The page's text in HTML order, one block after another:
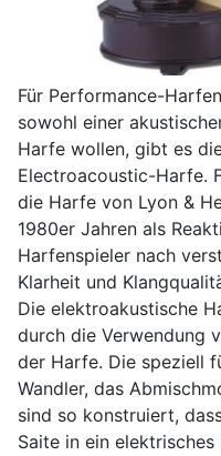
Für Performance-
sowohl einer
Harfe wollen, gibt es
Electroacoustic-Harfe.
die Harfe von Lyon &
1980er Jahren als
Harfenspieler nach
Klarheit und
Die elektroakustische
durch die Verwendung
der Harfe. Die speziell
Wandler, das
sind so konstruiert,
Saite in ein